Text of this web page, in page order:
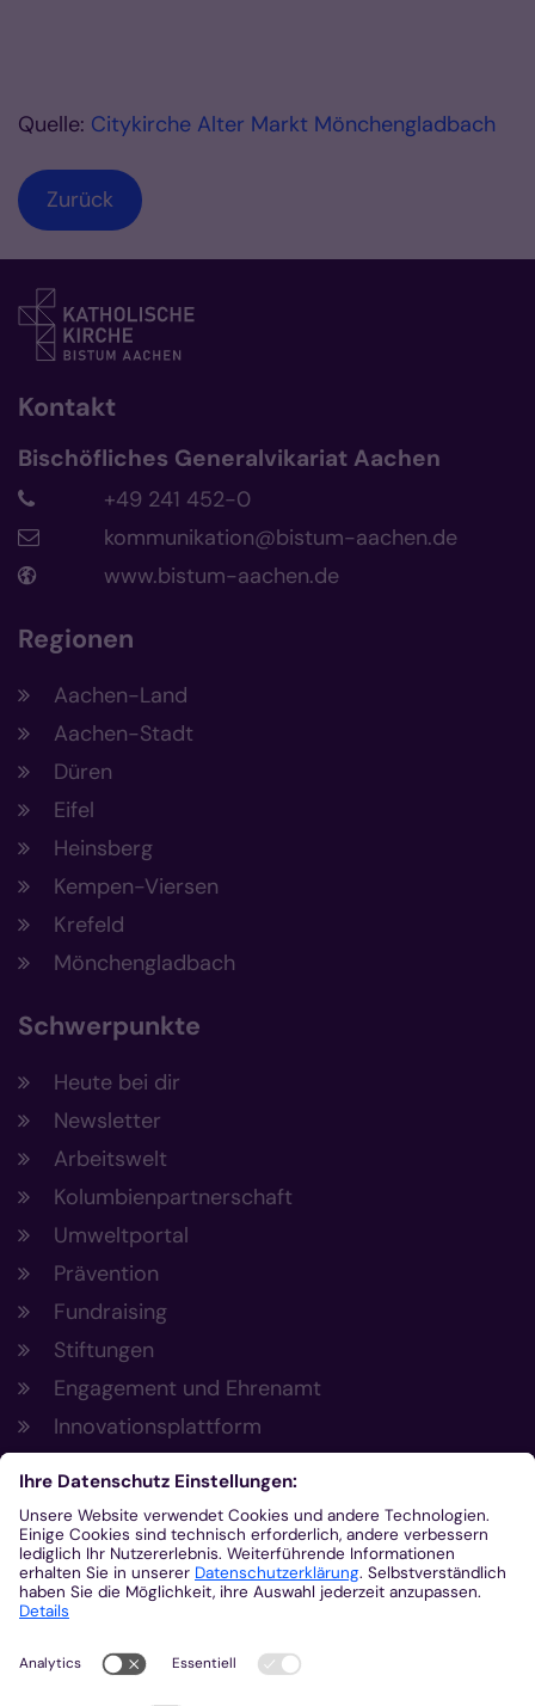
Quelle: Citykirche Alter Markt Mönchengladbach
Zurück
Kontakt
Bischöfliches Generalvikariat Aachen
+49 241 452-0
kommunikation@bistum-aachen.de
www.bistum-aachen.de
Regionen
Aachen-Land
Aachen-Stadt
Düren
Eifel
Heinsberg
Kempen-Viersen
Krefeld
Mönchengladbach
Schwerpunkte
Heute bei dir
Newsletter
Arbeitswelt
Kolumbienpartnerschaft
Umweltportal
Prävention
Fundraising
Stiftungen
Engagement und Ehrenamt
Innovationsplattform
Aus der Plattform
Nachrichten
Veranstaltungen
Gottesdienste
Stellenangebote
Kirchenzeitung